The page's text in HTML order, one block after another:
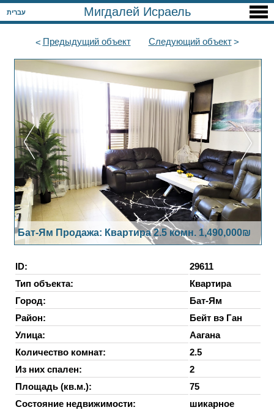
עברית Мигдалей Исраель
Предыдущийобъект Следующийобъект
Бат-Ям Продажа: Квартира 2.5 комн. 1,490,000₪
ID:
29611
Тип объекта:
Квартира
Город:
Бат-Ям
Район:
Бейт вэ Ган
Улица:
Аагана
Количество комнат:
2.5
Из них спален:
2
Площадь (кв.м.):
75
Состояние недвижимости:
шикарное